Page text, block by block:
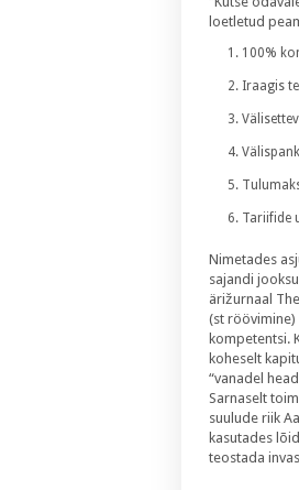
loetletud
100%
Iraagis
Tariifide
Nimetades
sajandi
ärižurnaal
(st röövimine)
kompetentsi.
koheselt
“vanadel
Sarnaselt
suulude riik
kasutades
teostada